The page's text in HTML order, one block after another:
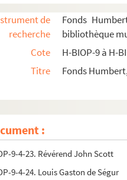
de
recherche
Fonds
bibliothèque
Cote
H-BIOP-9 à H-
Titre
Fonds
:
9-4-15. Cardinal de Rohan
9-4-16. Johannes Ronge,
9-4-17. Monseigneur Louis
9-4-20. Monseigneur Satre
9-4-21. J. Savonarol
9-4-22. Le Père
9-4-23. Révérend John Scott
9-4-24. Louis Gaston de Ségur